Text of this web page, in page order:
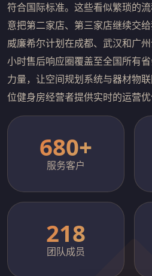
符合国际标准。这些看似繁琐的
意把第二家店、第三家店继续交
威廉希尔计划在成都、武汉和广
小时售后响应圈覆盖至全国所有
力量，让空间规划系统与器材物
位健身房经营者提供实时的运营优
680+
服务客户
218
团队成员